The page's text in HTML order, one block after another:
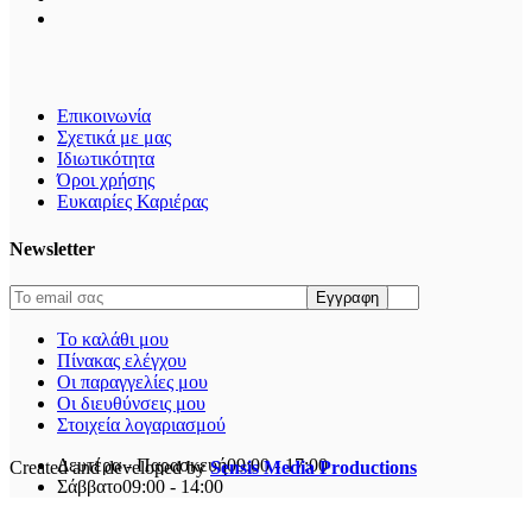
Επικοινωνία
Σχετικά με μας
Ιδιωτικότητα
Όροι χρήσης
Ευκαιρίες Καριέρας
Newsletter
Το καλάθι μου
Πίνακας ελέγχου
Οι παραγγελίες μου
Οι διευθύνσεις μου
Στοιχεία λογαριασμού
Δευτέρα - Παρασκευή09:00 - 17:00
Σάββατο09:00 - 14:00
Created and developed bySensis Media Productions